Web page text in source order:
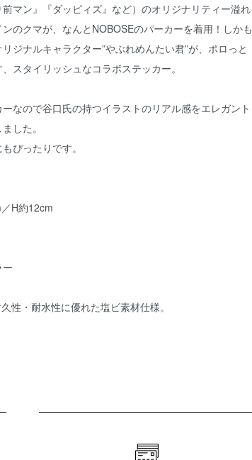
前マン』『ダッピィズ』など）のオリジナリティー溢れ
ンのクマが、なんとNOBOSEのパーカーを着用！しかも
ジナルキャラクター”やぶれめんたい君”が、ポロっと
スタイリッシュなコラボステッカー。
ーなので谷口氏の持つイラストのリアル感をエレガント
した。
ぴったりです。
H約12cm
ー
性・耐水性に優れた塩ビ素材仕様。